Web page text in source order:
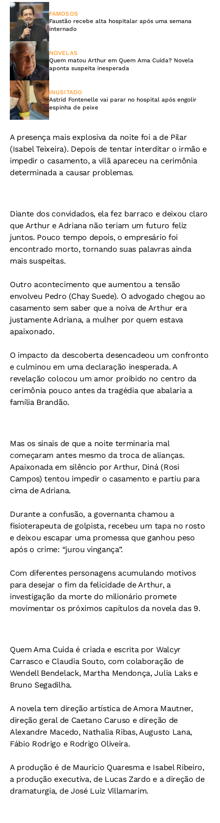
FAMOSOS
Faustão recebe alta hospitalar após uma semana
internado
NOVELAS
Quem matou Arthur em Quem Ama Cuida? Novela
aponta suspeita inesperada
INUSITADO
Astrid Fontenelle vai parar no hospital após engolir
espinha de peixe
A presença mais explosiva da noite foi a de Pilar
(Isabel Teixeira). Depois de tentar interditar o irmão e
impedir o casamento, a vilã apareceu na cerimônia
determinada a causar problemas.
Diante dos convidados, ela fez barraco e deixou claro
que Arthur e Adriana não teriam um futuro feliz
juntos. Pouco tempo depois, o empresário foi
encontrado morto, tornando suas palavras ainda
mais suspeitas.
Outro acontecimento que aumentou a tensão
envolveu Pedro (Chay Suede). O advogado chegou ao
casamento sem saber que a noiva de Arthur era
justamente Adriana, a mulher por quem estava
apaixonado.
O impacto da descoberta desencadeou um confronto
e culminou em uma declaração inesperada. A
revelação colocou um amor proibido no centro da
cerimônia pouco antes da tragédia que abalaria a
família Brandão.
Mas os sinais de que a noite terminaria mal
começaram antes mesmo da troca de alianças.
Apaixonada em silêncio por Arthur, Diná (Rosi
Campos) tentou impedir o casamento e partiu para
cima de Adriana.
Durante a confusão, a governanta chamou a
fisioterapeuta de golpista, recebeu um tapa no rosto
e deixou escapar uma promessa que ganhou peso
após o crime: “jurou vingança”.
Com diferentes personagens acumulando motivos
para desejar o fim da felicidade de Arthur, a
investigação da morte do milionário promete
movimentar os próximos capítulos da novela das 9.
Quem Ama Cuida é criada e escrita por Walcyr
Carrasco e Claudia Souto, com colaboração de
Wendell Bendelack, Martha Mendonça, Julia Laks e
Bruno Segadilha.
A novela tem direção artística de Amora Mautner,
direção geral de Caetano Caruso e direção de
Alexandre Macedo, Nathalia Ribas, Augusto Lana,
Fábio Rodrigo e Rodrigo Oliveira.
A produção é de Mauricio Quaresma e Isabel Ribeiro,
a produção executiva, de Lucas Zardo e a direção de
dramaturgia, de José Luiz Villamarim.